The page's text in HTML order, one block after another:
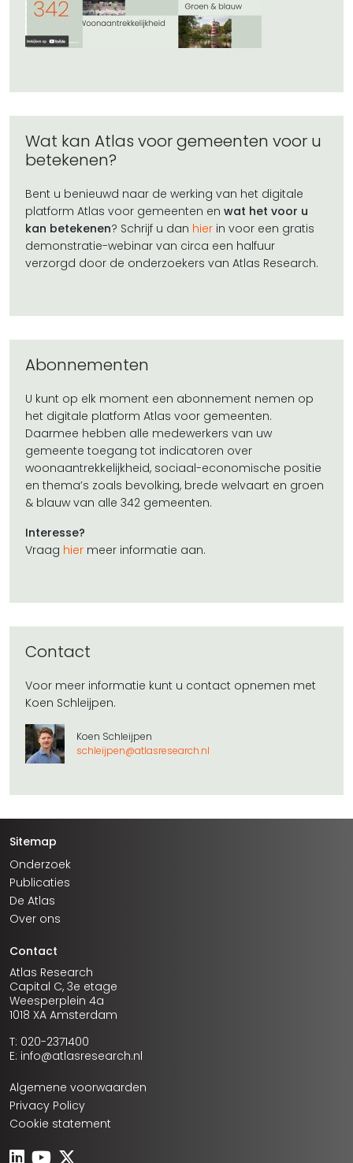
Wat kan Atlas voor gemeenten voor u
betekenen?
Bent u benieuwd naar de werking van het digitale
platform Atlas voor gemeenten en wat het voor u
kan betekenen? Schrijf u dan hier in voor een gratis
demonstratie-webinar van circa een halfuur
verzorgd door de onderzoekers van Atlas Research.
Abonnementen
U kunt op elk moment een abonnement nemen op
het digitale platform Atlas voor gemeenten.
Daarmee hebben alle medewerkers van uw
gemeente toegang tot indicatoren over
woonaantrekkelijkheid, sociaal-economische positie
en thema’s zoals bevolking, brede welvaart en groen
& blauw van alle 342 gemeenten.
Interesse?
Vraag hier meer informatie aan.
Contact
Voor meer informatie kunt u contact opnemen met
Koen Schleijpen.
Koen Schleijpen
schleijpen@atlasresearch.nl
Sitemap
Onderzoek
Publicaties
De Atlas
Over ons
Contact
Atlas Research
Capital C, 3e etage
Weesperplein 4a
1018 XA Amsterdam
T: 020-2371400
E: info@atlasresearch.nl
Algemene voorwaarden
Privacy Policy
Cookie statement